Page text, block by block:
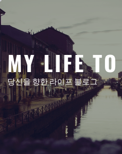
텐
건
뛰
기
MY LIFE
당신을 향한 라이프 블로그